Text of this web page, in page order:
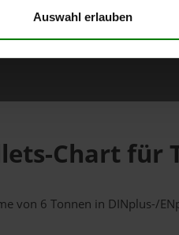
Auswahl erlauben
Chart für
von 6 Tonnen in DINplus-/